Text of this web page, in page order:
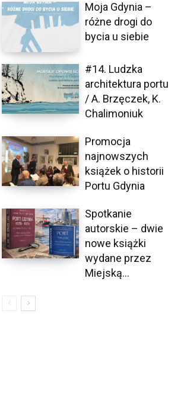
Moja Gdynia –
różne drogi do
bycia u siebie
#14. Ludzka
architektura portu
/ A. Brzęczek, K.
Chalimoniuk
Promocja
najnowszych
książek o historii
Portu Gdynia
Spotkanie
autorskie – dwie
nowe książki
wydane przez
Miejską...